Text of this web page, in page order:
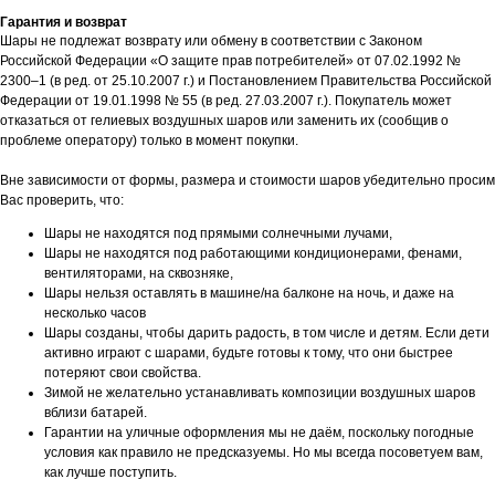
Гарантия и возврат
Шары не подлежат возврату или обмену в соответствии с Законом
Российской Федерации «О защите прав потребителей» от 07.02.1992 №
2300–1 (в ред. от 25.10.2007 г.) и Постановлением Правительства Российской
Федерации от 19.01.1998 № 55 (в ред. 27.03.2007 г.). Покупатель может
отказаться от гелиевых воздушных шаров или заменить их (сообщив о
проблеме оператору) только в момент покупки.
Вне зависимости от формы, размера и стоимости шаров убедительно просим
Вас проверить, что:
Шары не находятся под прямыми солнечными лучами,
Шары не находятся под работающими кондиционерами, фенами,
вентиляторами, на сквозняке,
Шары нельзя оставлять в машине/на балконе на ночь, и даже на
несколько часов
Шары созданы, чтобы дарить радость, в том числе и детям. Если дети
активно играют с шарами, будьте готовы к тому, что они быстрее
потеряют свои свойства.
Зимой не желательно устанавливать композиции воздушных шаров
вблизи батарей.
Гарантии на уличные оформления мы не даём, поскольку погодные
условия как правило не предсказуемы. Но мы всегда посоветуем вам,
как лучше поступить.